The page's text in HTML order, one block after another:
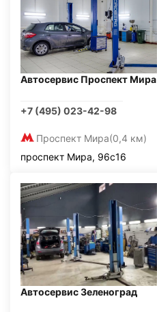
Автосервис Проспект Мира
+7 (495) 023-42-98
Проспект Мира(0,4 км)
проспект Мира, 96с16
Автосервис Зеленоград